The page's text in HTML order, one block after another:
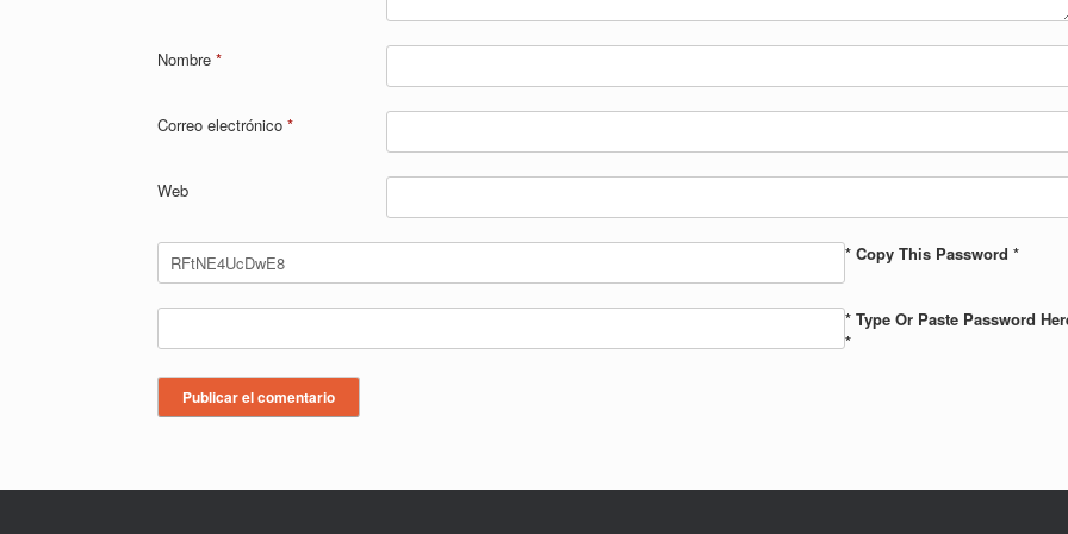
Nombre *
Correo electrónico *
Web
* Copy This Password *
* Type Or Paste Password
*